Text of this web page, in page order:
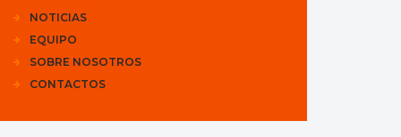
NOTICIAS
EQUIPO
SOBRE NOSOTROS
CONTACTOS